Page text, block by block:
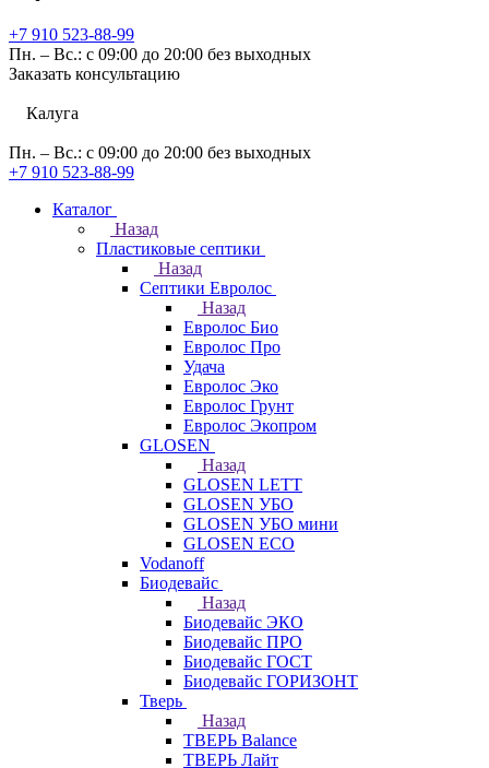
+7 910 523-88-99
Пн. – Вс.: с 09:00 до 20:00 без выходных
Заказать консультацию
Калуга
Пн. – Вс.: с 09:00 до 20:00 без выходных
+7 910 523-88-99
Каталог
Назад
Пластиковые септики
Назад
Септики Евролос
Назад
Евролос Био
Евролос Про
Удача
Евролос Эко
Евролос Грунт
Евролос Экопром
GLOSEN
Назад
GLOSEN LETT
GLOSEN УБО
GLOSEN УБО мини
GLOSEN ECO
Vodanoff
Биодевайс
Назад
Биодевайс ЭКО
Биодевайс ПРО
Биодевайс ГОСТ
Биодевайс ГОРИЗОНТ
Тверь
Назад
ТВЕРЬ Balance
ТВЕРЬ Лайт